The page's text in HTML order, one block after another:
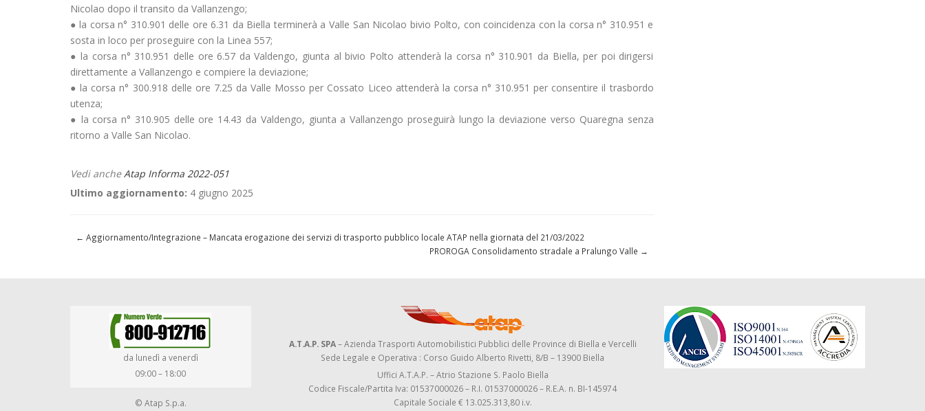
Nicolao dopo il transito da Vallanzengo;
● la corsa n° 310.901 delle ore 6.31 da Biella terminerà a Valle San Nicolao bivio Polto, con coincidenza con la corsa n° 310.951 e
sosta in loco per proseguire con la Linea 557;
● la corsa n° 310.951 delle ore 6.57 da Valdengo, giunta al bivio Polto attenderà la corsa n° 310.901 da Biella, per poi dirigersi
direttamente a Vallanzengo e compiere la deviazione;
● la corsa n° 300.918 delle ore 7.25 da Valle Mosso per Cossato Liceo attenderà la corsa n° 310.951 per consentire il trasbordo
utenza;
● la corsa n° 310.905 delle ore 14.43 da Valdengo, giunta a Vallanzengo proseguirà lungo la deviazione verso Quaregna senza
ritorno a Valle San Nicolao.
Vedi ancheAtap Informa 2022-051
Ultimo aggiornamento: 4 giugno 2025
← Aggiornamento/Integrazione – Mancata erogazione dei servizi di trasporto pubblico locale ATAP nella giornata del 21/03/2022
PROROGA Consolidamento stradale a Pralungo Valle →
da lunedì a venerdì
09:00 – 18:00
© Atap S.p.a.
A.T.A.P. SPA– Azienda Trasporti Automobilistici Pubblici delle Province di Biella e Vercelli
Sede Legale e Operativa : Corso Guido Alberto Rivetti, 8/B – 13900 Biella
Uffici A.T.A.P. – Atrio Stazione S. Paolo Biella
Codice Fiscale/Partita Iva: 01537000026 – R.I. 01537000026 – R.E.A. n. BI-145974
Capitale Sociale € 13.025.313,80 i.v.